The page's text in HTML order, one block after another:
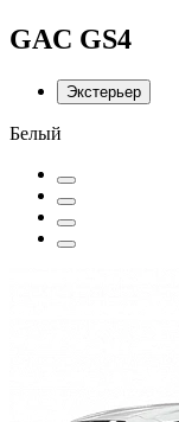
GAC GS4
Экстерьер
Белый